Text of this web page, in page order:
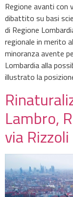
Regione avanti con
dibattito su basi
di Regione
regionale in merito
minoranza avente
Lombardia alla
illustrato la
Lambro,
via Rizzoli